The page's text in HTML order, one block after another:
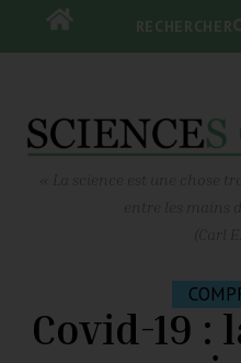
RECHERCHERRECHERCHER
Covid-19 :